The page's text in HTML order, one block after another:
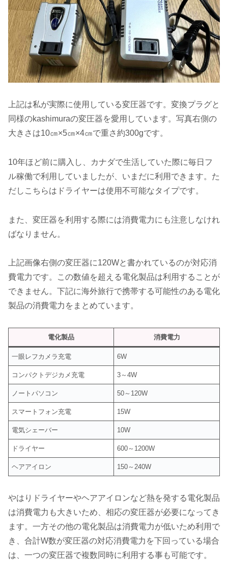
上記は私が実際に使用している変圧器です。変換プラグと
同様のkashimuraの変圧器を愛用しています。写真右側の
大きさは10㎝×5㎝×4㎝で重さ約300gです。
10年ほど前に購入し、カナダで生活していた際に毎日フ
ル稼働で利用していましたが、いまだに利用できます。た
だしこちらはドライヤーは使用不可能なタイプです。
また、変圧器を利用する際には消費電力にも注意しなけれ
ばなりません。
上記画像右側の変圧器に120Wと書かれているのが対応消
費電力です。この数値を超える電化製品は利用することが
できません。下記に海外旅行で携帯する可能性のある電化
製品の消費電力をまとめています。
電化製品 消費電力
一眼レフカメラ充電 6W
コンパクトデジカメ充電 3～4W
ノートパソコン 50～120W
スマートフォン充電 15W
電気シェーバー 10W
ドライヤー 600～1200W
ヘアアイロン 150～240W
やはりドライヤーやヘアアイロンなど熱を発する電化製品
は消費電力も大きいため、相応の変圧器が必要になってき
ます。一方その他の電化製品は消費電力が低いため利用で
き、合計W数が変圧器の対応消費電力を下回っている場合
は、一つの変圧器で複数同時に利用する事も可能です。